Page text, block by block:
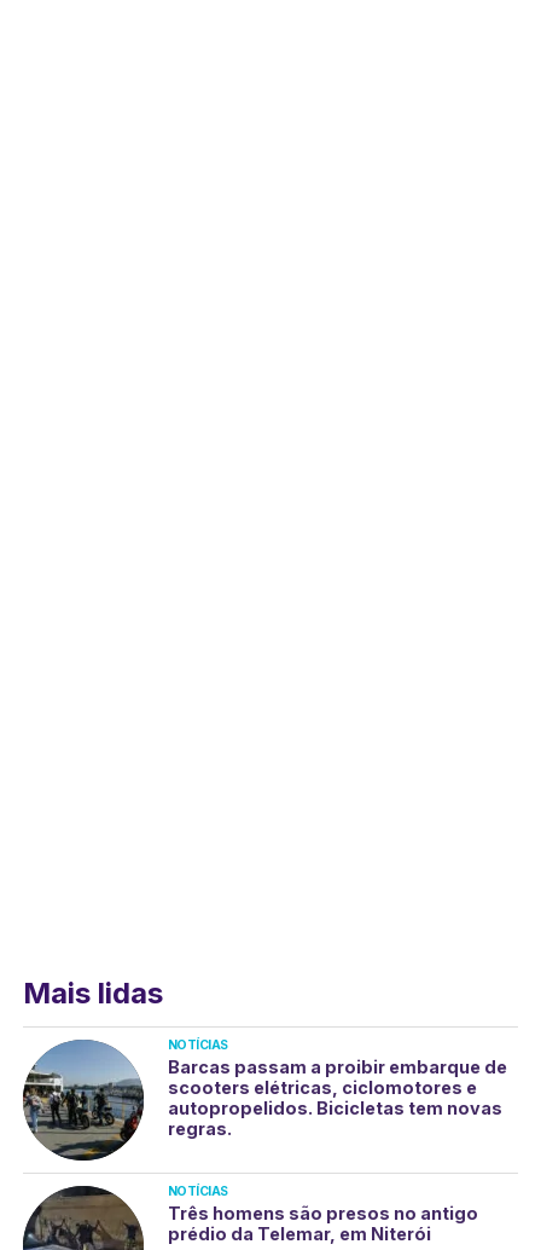
Mais lidas
NOTÍCIAS
Barcas passam a proibir embarque de
scooters elétricas, ciclomotores e
autopropelidos. Bicicletas tem novas
regras.
NOTÍCIAS
Três homens são presos no antigo
prédio da Telemar, em Niterói